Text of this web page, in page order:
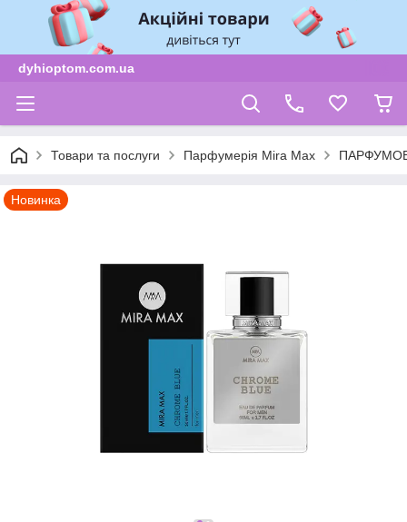
dyhioptom.com.ua
Товари та послуги Парфумерія Mira Max
Новинка